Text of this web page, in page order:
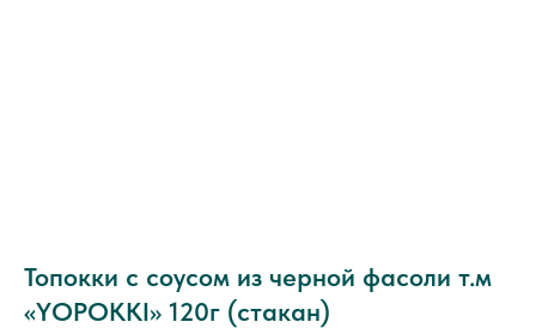
Топокки с соусом из черной фасоли т.м
«YOPOKKI» 120г (стакан)